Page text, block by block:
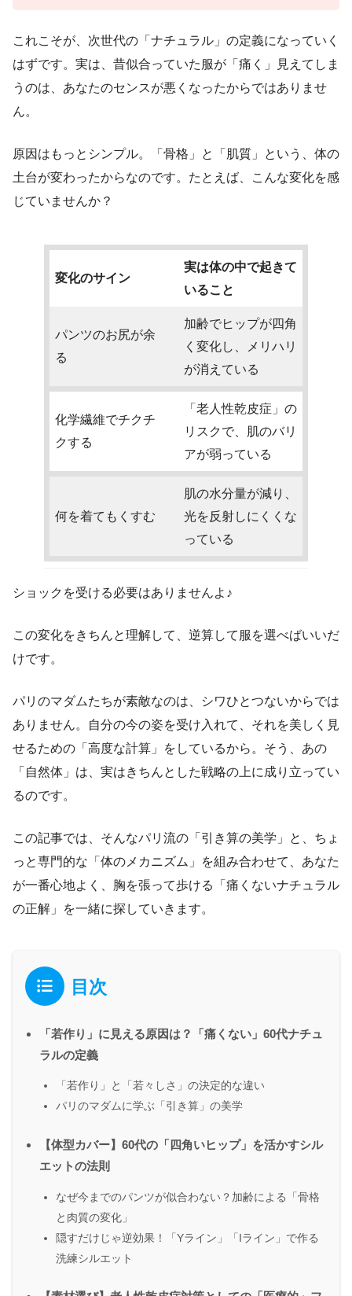
これこそが、次世代の「ナチュラル」の定義になっていく
はずです。実は、昔似合っていた服が「痛く」見えてしま
うのは、あなたのセンスが悪くなったからではありませ
ん。
原因はもっとシンプル。「骨格」と「肌質」という、体の
土台が変わったからなのです。たとえば、こんな変化を感
じていませんか？
変化のサイン
実は体の中で起きて
いること
パンツのお尻が余
る
加齢でヒップが四角
く変化し、メリハリ
が消えている
化学繊維でチクチ
クする
「老人性乾皮症」の
リスクで、肌のバリ
アが弱っている
何を着てもくすむ
肌の水分量が減り、
光を反射しにくくな
っている
ショックを受ける必要はありませんよ♪
この変化をきちんと理解して、逆算して服を選べばいいだ
けです。
パリのマダムたちが素敵なのは、シワひとつないからでは
ありません。自分の今の姿を受け入れて、それを美しく見
せるための「高度な計算」をしているから。そう、あの
「自然体」は、実はきちんとした戦略の上に成り立ってい
るのです。
この記事では、そんなパリ流の「引き算の美学」と、ちょ
っと専門的な「体のメカニズム」を組み合わせて、あなた
が一番心地よく、胸を張って歩ける「痛くないナチュラル
の正解」を一緒に探していきます。
目次
「若作り」に見える原因は？「痛くない」60代ナチュ
ラルの定義
「若作り」と「若々しさ」の決定的な違い
パリのマダムに学ぶ「引き算」の美学
【体型カバー】60代の「四角いヒップ」を活かすシル
エットの法則
なぜ今までのパンツが似合わない？加齢による「骨格
と肉質の変化」
隠すだけじゃ逆効果！「Yライン」「Iライン」で作る
洗練シルエット